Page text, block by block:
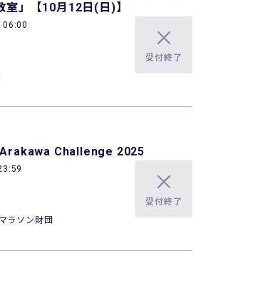
」【10月12日(日)】
06:00
受付終了
Arakawa Challenge 2025
ラソン財団
受付終了